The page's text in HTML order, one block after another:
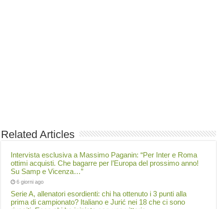
Related Articles
Intervista esclusiva a Massimo Paganin: “Per Inter e Roma
ottimi acquisti. Che bagarre per l’Europa del prossimo anno!
Su Samp e Vicenza…”
6 giorni ago
Serie A, allenatori esordienti: chi ha ottenuto i 3 punti alla
prima di campionato? Italiano e Jurić nei 18 che ci sono